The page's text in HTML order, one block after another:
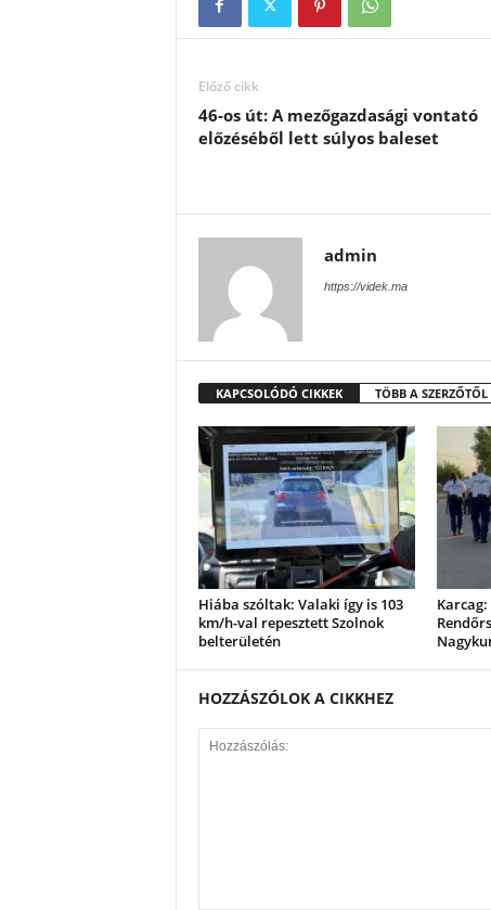
Előző cikk
46-os út: A mezőgazdasági vontató
előzéséből lett súlyos baleset
admin
https://videk.ma
KAPCSOLÓDÓ CIKKEK TÖBB A SZERZŐTŐL
Hiába szóltak: Valaki így is 103
km/h-val repesztett Szolnok
belterületén
HOZZÁSZÓLOK A CIKKHEZ